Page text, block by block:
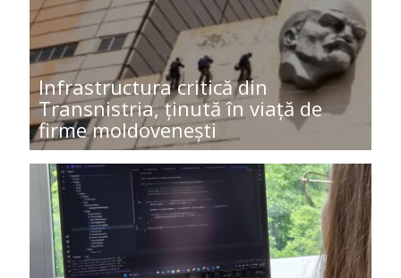
Infrastructura critică din
Transnistria, ținută în viață de
firme moldovenești